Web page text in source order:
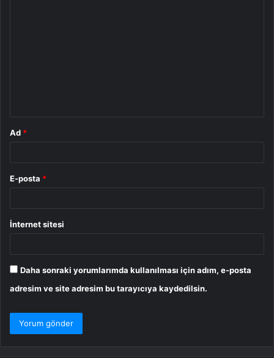
Ad *
E-posta *
İnternet sitesi
Daha sonraki yorumlarımda kullanılması için adım, e-posta
adresim ve site adresim bu tarayıcıya kaydedilsin.